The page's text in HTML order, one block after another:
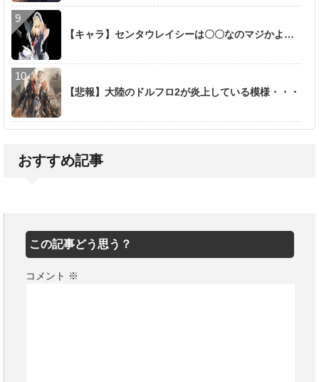
【キャラ】センタウレイシーは〇〇なのマジかよ…
【悲報】大陸のドルフロ2が炎上している模様・・・
おすすめ記事
この記事どう思う？
コメント ※